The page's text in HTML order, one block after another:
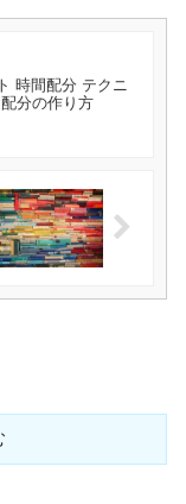
時間配分 テクニ
分の作り方